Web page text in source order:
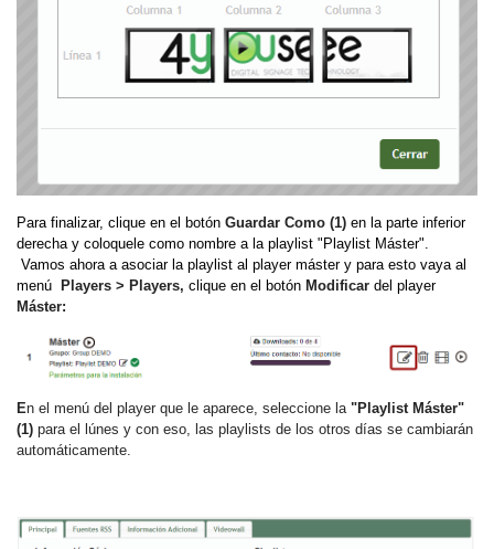
Para finalizar, clique en el botón Guardar Como (1) en la parte inferior
derecha y coloquele como nombre a la playlist "Playlist Máster".
Vamos ahora a asociar la playlist al player máster y para esto vaya al
menú
Players > Players, clique en el botón Modificar del player
Máster:
En el menú del player que le aparece, seleccione la"Playlist Máster"
(1) para el lúnes y con eso, las playlists de los otros días se cambiarán
automáticamente.